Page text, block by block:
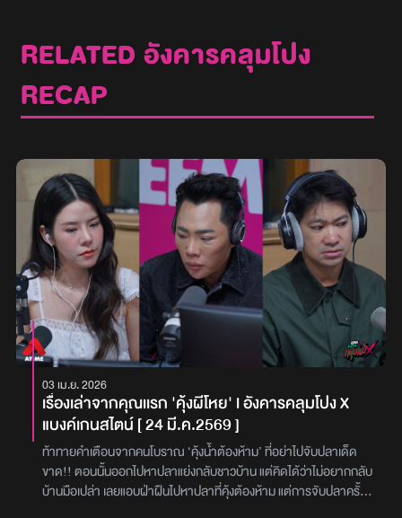
RELATED อังคารคลุมโปง
RECAP
03 เม.ย. 2026
เรื่องเล่าจากคุณเเรก 'คุ้งผีโหย' l อังคารคลุมโปง X
แบงค์เกนสไตน์ [ 24 มี.ค.2569 ]
ท้าทายคำเตือนจากคนโบราณ ‘คุ้งน้ำต้องห้าม’ ที่อย่าไปจับปลาเด็ด
ขาด!! ตอนนั้นออกไปหาปลาแย่งกลับชาวบ้าน แต่คิดได้ว่าไม่อยากกลับ
บ้านมือเปล่า เลยแอบฝ่าฝืนไปหาปลาที่คุ้งต้องห้าม แต่การจับปลาครั้งนี้